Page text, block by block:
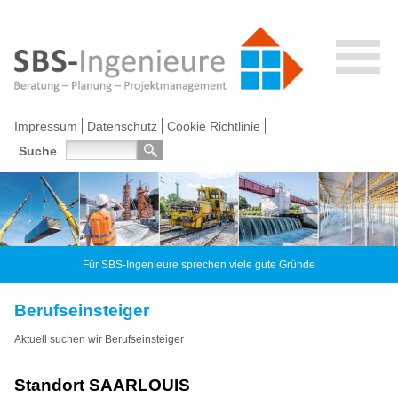
Impressum Datenschutz
Cookie Richtlinie
Suche
Für SBS-Ingenieure sprechen viele gute Gründe
Berufseinsteiger
Aktuell suchen wir Berufseinsteiger
Standort SAARLOUIS